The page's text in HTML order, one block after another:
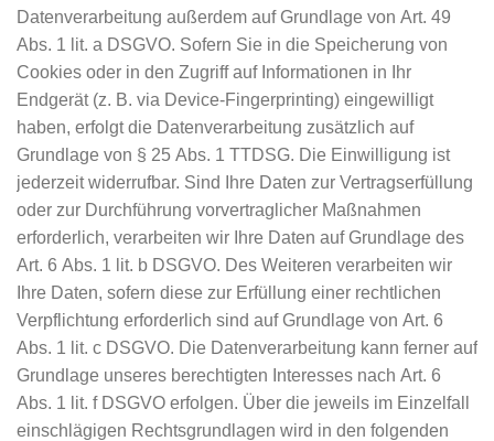
Datenverarbeitung außerdem auf Grundlage von Art. 49
Abs. 1 lit. a DSGVO. Sofern Sie in die Speicherung von
Cookies oder in den Zugriff auf Informationen in Ihr
Endgerät (z. B. via Device-Fingerprinting) eingewilligt
haben, erfolgt die Datenverarbeitung zusätzlich auf
Grundlage von § 25 Abs. 1 TTDSG. Die Einwilligung ist
jederzeit widerrufbar. Sind Ihre Daten zur Vertragserfüllung
oder zur Durchführung vorvertraglicher Maßnahmen
erforderlich, verarbeiten wir Ihre Daten auf Grundlage des
Art. 6 Abs. 1 lit. b DSGVO. Des Weiteren verarbeiten wir
Ihre Daten, sofern diese zur Erfüllung einer rechtlichen
Verpflichtung erforderlich sind auf Grundlage von Art. 6
Abs. 1 lit. c DSGVO. Die Datenverarbeitung kann ferner auf
Grundlage unseres berechtigten Interesses nach Art. 6
Abs. 1 lit. f DSGVO erfolgen. Über die jeweils im Einzelfall
einschlägigen Rechtsgrundlagen wird in den folgenden